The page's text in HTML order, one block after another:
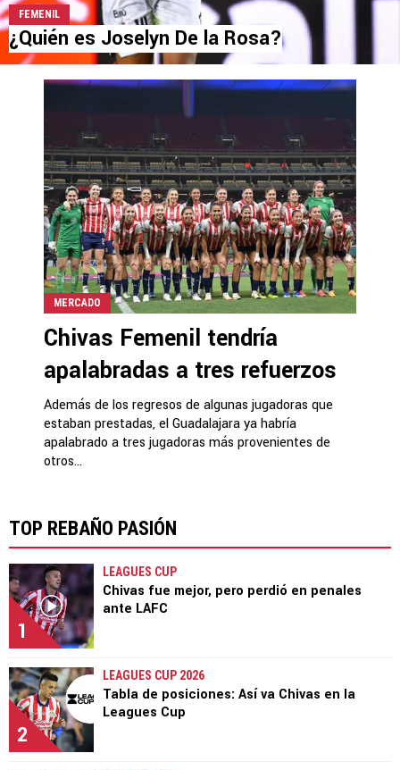
FEMENIL
¿Quién es Joselyn De la Rosa?
MERCADO
Chivas Femenil tendría
apalabradas a tres refuerzos
Además de los regresos de algunas jugadoras que
estaban prestadas, el Guadalajara ya habría
apalabrado a tres jugadoras más provenientes de
otros...
TOP REBAÑO PASIÓN
1
LEAGUES CUP
Chivas fue mejor, pero perdió en penales
ante LAFC
2
LEAGUES CUP 2026
Tabla de posiciones: Así va Chivas en la
Leagues Cup